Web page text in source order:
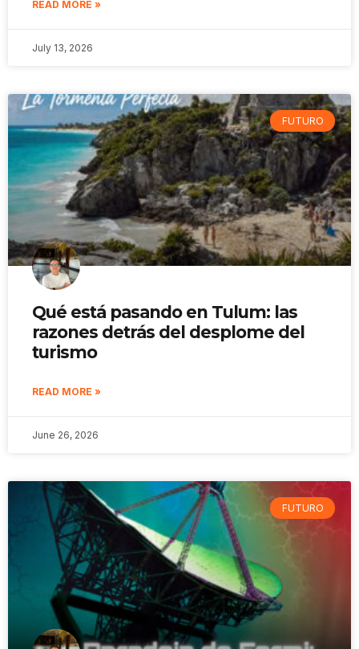
READ MORE »
July 13, 2026
FUTURO
Qué está pasando en Tulum: las
razones detrás del desplome del
turismo
READ MORE »
June 26, 2026
FUTURO